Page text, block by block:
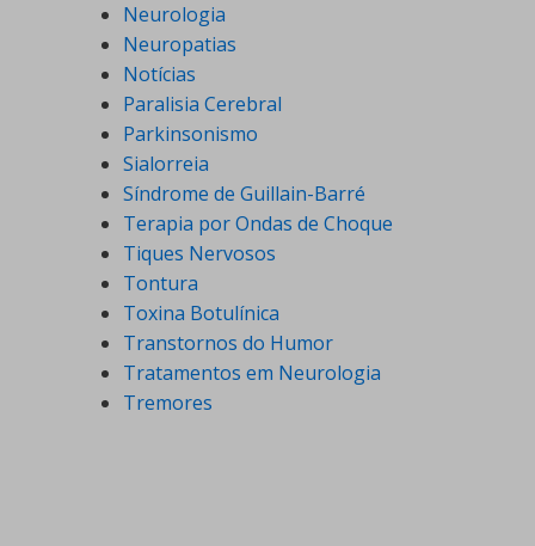
Neurologia
Neuropatias
Notícias
Paralisia Cerebral
Parkinsonismo
Sialorreia
Síndrome de Guillain-Barré
Terapia por Ondas de Choque
Tiques Nervosos
Tontura
Toxina Botulínica
Transtornos do Humor
Tratamentos em Neurologia
Tremores